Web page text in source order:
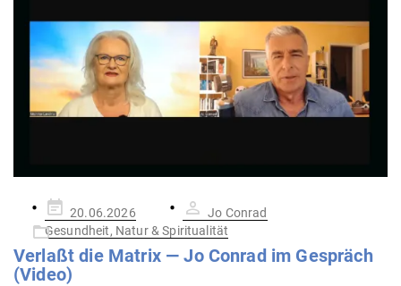
Gepostet
am
20.06.2026
Jo Conrad
Gesundheit, Natur & Spiritualität
Verlaßt die Matrix — Jo Conrad im Gespräch
(Video)